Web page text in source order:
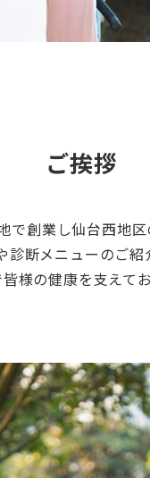
ご挨拶
創業し仙台西地区
断メニューのご紹
様の健康を支えてお